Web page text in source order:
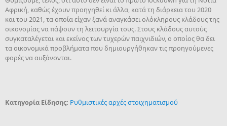
Αφρική, καθώς έχουν προηγηθεί κι άλλα, κατά τη διάρκεια του 2020
και του 2021, τα οποία είχαν ξανά αναγκάσει ολόκληρους κλάδους της
οικονομίας να πάψουν τη λειτουργία τους. Στους κλάδους αυτούς
συγκαταλέγεται και εκείνος των τυχερών παιχνιδιών, ο οποίος θα δει
τα οικονομικά προβλήματα που δημιουργήθηκαν τις προηγούμενες
φορές να αυξάνονται.
Κατηγορία Είδησης: Ρυθμιστικές αρχές στοιχηματισμού